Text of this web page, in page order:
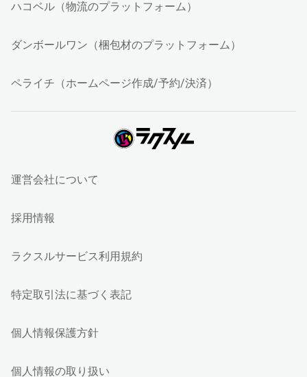
ハコベル（物流のプラットフォーム）
ダンボールワン（梱包材のプラットフォーム）
ペライチ（ホームページ作成/予約/決済）
運営会社について
採用情報
ラクスルサービス利用規約
特定取引法に基づく表記
個人情報保護方針
個人情報の取り扱い